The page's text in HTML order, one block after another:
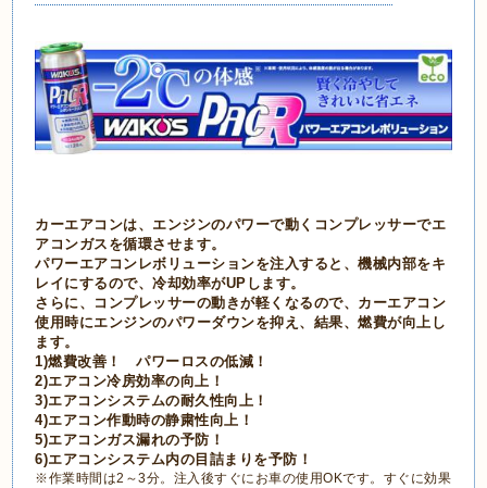
カーエアコンは、エンジンのパワーで動くコンプレッサーでエ
アコンガスを循環させます。
パワーエアコンレボリューションを注入すると、機械内部をキ
レイにするので、冷却効率がUPします。
さらに、コンプレッサーの動きが軽くなるので、カーエアコン
使用時にエンジンのパワーダウンを抑え、結果、燃費が向上し
ます。
1)燃費改善！ パワーロスの低減！
2)エアコン冷房効率の向上！
3)エアコンシステムの耐久性向上！
4)エアコン作動時の静粛性向上！
5)エアコンガス漏れの予防！
6)エアコンシステム内の目詰まりを予防！
※作業時間は2～3分。注入後すぐにお車の使用OKです。すぐに効果